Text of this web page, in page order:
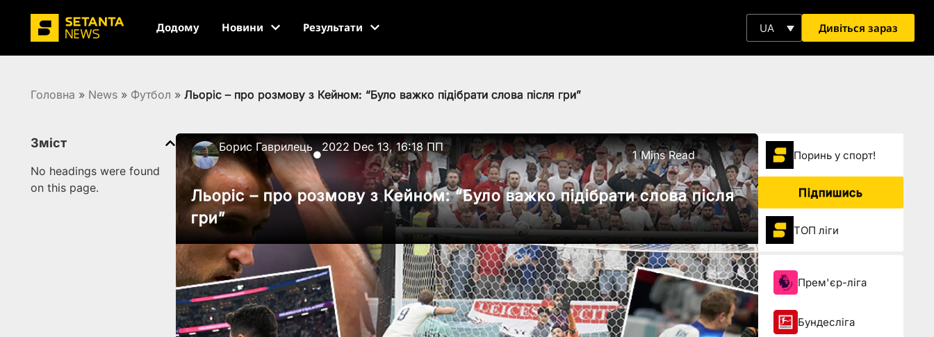
Додому Новини Результати UA Дивіться зараз
Головна » News » Футбол » Льоріс – про розмову з Кейном: “Було важко підібрати слова після гри”
Зміст
No headings were found
on this page.
Борис Гаврилець
●
2022 Dec 13, 16:18 ПП
1 Mins Read
Льоріс – про розмову з Кейном: “Було важко підібрати слова після
гри”
Поринь у спорт!
Підпишись
ТОП ліги
Прем'єр-ліга
Бундесліга